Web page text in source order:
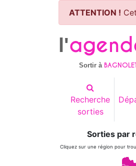
ATTENTION !
l'
Sortir à
Recherche
sorties
Sorties par
Cliquez sur une région pour